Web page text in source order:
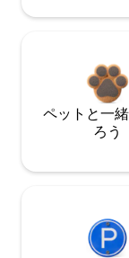
ペットと一
ろう